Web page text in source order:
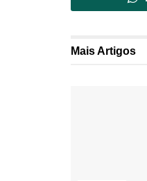
MaisArtigos